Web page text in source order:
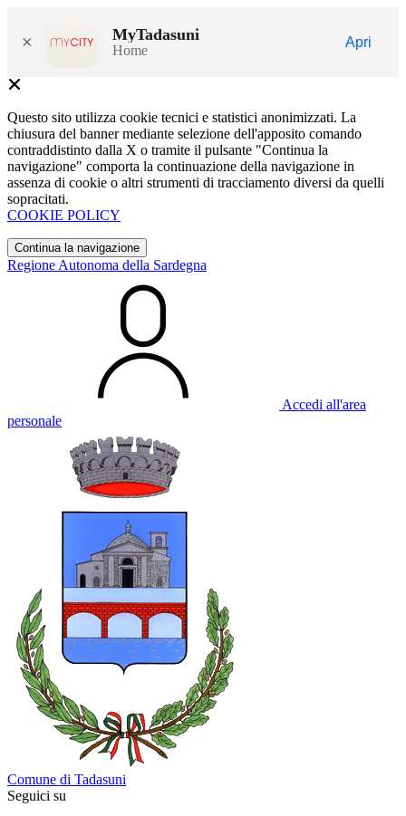
× MyTadasuni
Home
Apri
Questo sito utilizza cookie tecnici e statistici anonimizzati. La
chiusura del banner mediante selezione dell'apposito comando
contraddistinto dalla X o tramite il pulsante "Continua la
navigazione" comporta la continuazione della navigazione in
assenza di cookie o altri strumenti di tracciamento diversi da quelli
sopracitati.
COOKIE POLICY
Continua la navigazione
Regione Autonoma della Sardegna
Accedi all'area
personale
Comune di Tadasuni
Seguici su